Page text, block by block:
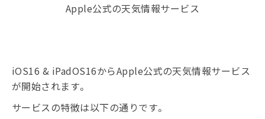
Apple公式の天気情報サービス
iOS16 & iPadOS16からApple公式の天気情報サービス
が開始されます。
サービスの特徴は以下の通りです。